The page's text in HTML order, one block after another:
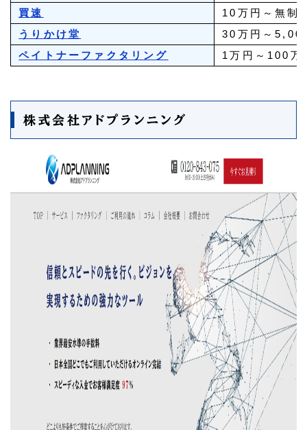
買速
10万円～無制
うりかけ堂
30万円～
ペイトナーファクタリング
1万円～100万
株式会社アドプランニング